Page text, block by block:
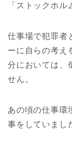
「ストックホル
仕事場で犯罪者
ーに自らの考え
分においては、
せん。
あの頃の仕事環
事をしていまし